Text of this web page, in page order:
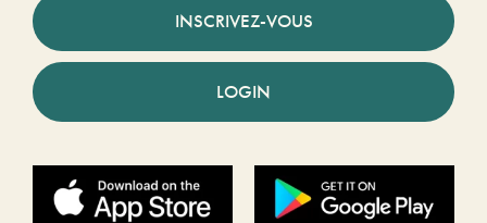
INSCRIVEZ-VOUS
LOGIN